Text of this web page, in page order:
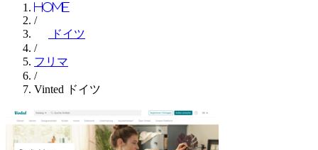
Home
/
ドイツ
/
フリマ
/
Vinted ドイツ